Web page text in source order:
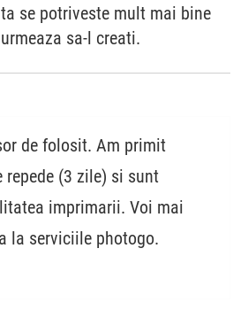
se potriveste mult mai bine
sa-l creati.
de folosit. Am primit
(3 zile) si sunt
imprimarii. Voi mai
la serviciile photogo.